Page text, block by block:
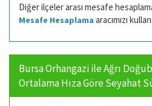
Diğer ilçeler arası mesafe
Mesafe Hesaplama aracımızı
Bursa Orhangazi ile Ağrı
Ortalama Hıza Göre Seyahat